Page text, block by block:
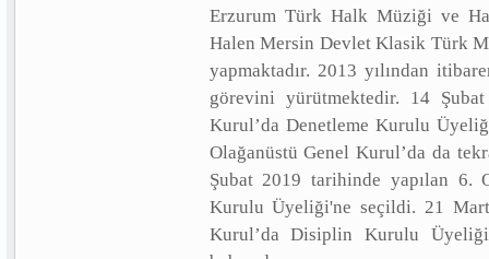
Erzurum Türk Halk Müziği ve
Halen Mersin Devlet Klasik Türk
yapmaktadır. 2013 yılından
görevini yürütmektedir. 14
Kurul’da Denetleme Kurulu
Olağanüstü Genel Kurul’da da
Şubat 2019 tarihinde yapılan 6.
Kurulu Üyeliği'ne seçildi. 21
Kurul’da Disiplin Kurulu